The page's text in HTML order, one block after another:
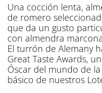
Una cocción lenta,
de romero
que da un gusto
con almendra
El turrón de Alemany
Great Taste Awards,
Óscar del mundo de
básico de nuestros